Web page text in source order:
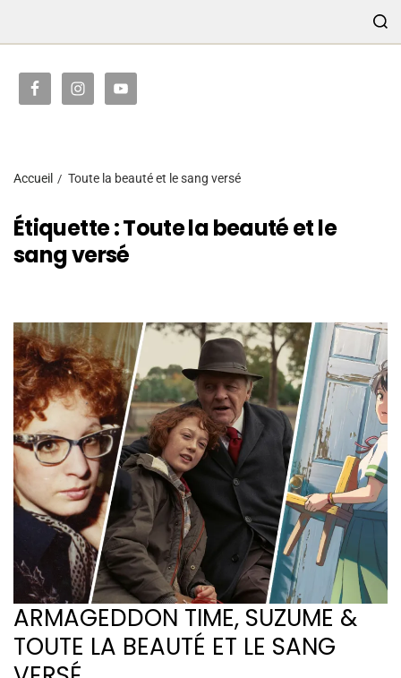
Accueil Toute la beauté et le sang versé
Étiquette :Toute la beauté et le
sang versé
ARMAGEDDON TIME, SUZUME &
TOUTE LA BEAUTÉ ET LE SANG